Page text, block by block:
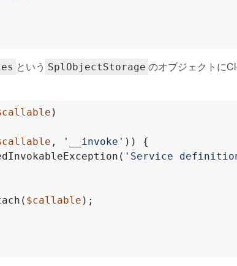
という SplObjectStorage のオブジェクトに
)
, '__invoke' ))
{
( 'Service
( $callable );